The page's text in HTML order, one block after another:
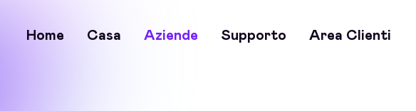
Home Casa Aziende Supporto Area Clienti